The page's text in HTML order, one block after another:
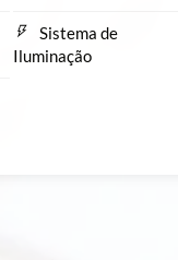
Sistema de
Iluminação